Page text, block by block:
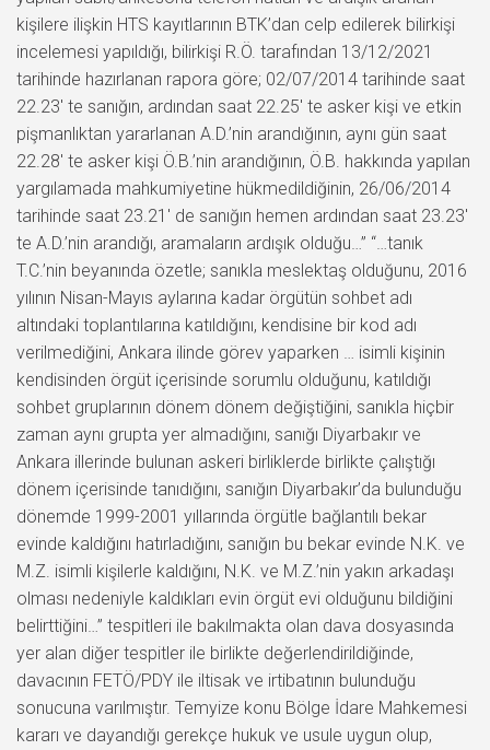
kişilere ilişkin HTS kayıtlarının BTK’dan celp edilerek bilirkişi
incelemesi yapıldığı, bilirkişi R.Ö. tarafından 13/12/2021
tarihinde hazırlanan rapora göre; 02/07/2014 tarihinde saat
22.23′ te sanığın, ardından saat 22.25′ te asker kişi ve etkin
pişmanlıktan yararlanan A.D.’nin arandığının, aynı gün saat
22.28′ te asker kişi Ö.B.’nin arandığının, Ö.B. hakkında yapılan
yargılamada mahkumiyetine hükmedildiğinin, 26/06/2014
tarihinde saat 23.21′ de sanığın hemen ardından saat 23.23′
te A.D.’nin arandığı, aramaların ardışık olduğu…” “…tanık
T.C.’nin beyanında özetle; sanıkla meslektaş olduğunu, 2016
yılının Nisan-Mayıs aylarına kadar örgütün sohbet adı
altındaki toplantılarına katıldığını, kendisine bir kod adı
verilmediğini, Ankara ilinde görev yaparken … isimli kişinin
kendisinden örgüt içerisinde sorumlu olduğunu, katıldığı
sohbet gruplarının dönem dönem değiştiğini, sanıkla hiçbir
zaman aynı grupta yer almadığını, sanığı Diyarbakır ve
Ankara illerinde bulunan askeri birliklerde birlikte çalıştığı
dönem içerisinde tanıdığını, sanığın Diyarbakır’da bulunduğu
dönemde 1999-2001 yıllarında örgütle bağlantılı bekar
evinde kaldığını hatırladığını, sanığın bu bekar evinde N.K. ve
M.Z. isimli kişilerle kaldığını, N.K. ve M.Z.’nin yakın arkadaşı
olması nedeniyle kaldıkları evin örgüt evi olduğunu bildiğini
belirttiğini…” tespitleri ile bakılmakta olan dava dosyasında
yer alan diğer tespitler ile birlikte değerlendirildiğinde,
davacının FETÖ/PDY ile iltisak ve irtibatının bulunduğu
sonucuna varılmıştır. Temyize konu Bölge İdare Mahkemesi
kararı ve dayandığı gerekçe hukuk ve usule uygun olup,